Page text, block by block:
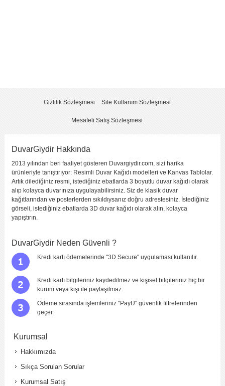
Gizlilik Sözleşmesi Site Kullanım Sözleşmesi
Mesafeli Satış Sözleşmesi
DuvarGiydir Hakkında
2013 yılından beri faaliyet gösteren Duvargiydir.com, sizi harika
ürünleriyle tanıştırıyor: Resimli Duvar Kağıdı modelleri ve Kanvas Tablolar.
Artık dilediğiniz resmi, istediğiniz ebatlarda 3 boyutlu duvar kağıdı olarak
alıp kolayca duvarınıza uygulayabilirsiniz. Siz de klasik duvar
kağıtlarından ve posterlerden sıkıldıysanız doğru adrestesiniz. İstediğiniz
görseli, istediğiniz ebatlarda 3D duvar kağıdı olarak alın, kolayca
yapıştırın.
DuvarGiydir Neden Güvenli ?
Kredi kartı ödemelerinde "3D Secure" uygulaması kullanılır.
Kredi kartı bilgileriniz kaydedilmez ve kişisel bilgileriniz hiç bir
kurum veya kişi ile paylaşılmaz.
Ödeme sırasında işlemleriniz "PayU" güvenlik filtrelerinden
geçer.
Kurumsal
Hakkımızda
Sıkça Sorulan Sorular
Kurumsal Satış